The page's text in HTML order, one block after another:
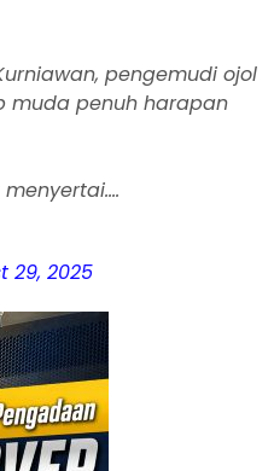
pengemudi ojol
muda penuh harapan
29, 2025